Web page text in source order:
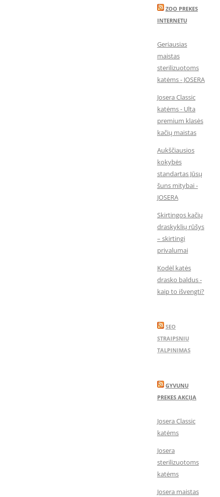
ZOO PREKES
INTERNETU
Geriausias
maistas
sterilizuotoms
katėms - JOSERA
Josera Classic
katėms - Ulta
premium klasės
kačių maistas
Aukščiausios
kokybės
standartas Jūsų
šuns mitybai -
JOSERA
Skirtingos kačių
draskyklių rūšys
– skirtingi
privalumai
Kodėl katės
drasko baldus -
kaip to išvengti?
SEO
STRAIPSNIU
TALPINIMAS
GYVUNU
PREKES AKCIJA
Josera Classic
katėms
Josera
sterilizuotoms
katėms
Josera maistas